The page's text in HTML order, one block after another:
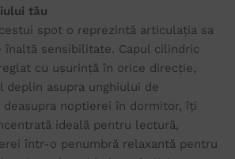
tău
spot o reprezintă articulația sa
înaltă sensibilitate. Capul cilindric
cu ușurință în orice direcție,
asupra unghiului de
noptierei în dormitor, îți
ideală pentru lectură,
într-o penumbră relaxantă pentru